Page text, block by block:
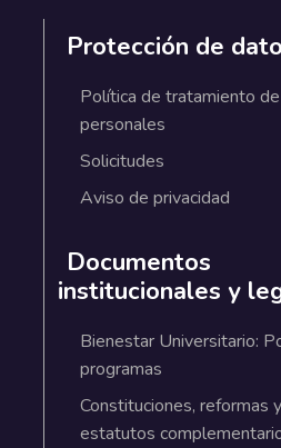
Protección de
Política de tratamiento
personales
Solicitudes
Aviso de privacidad
Documentos
institucionales y
Bienestar Universitario:
programas
Constituciones, reformas y
estatutos